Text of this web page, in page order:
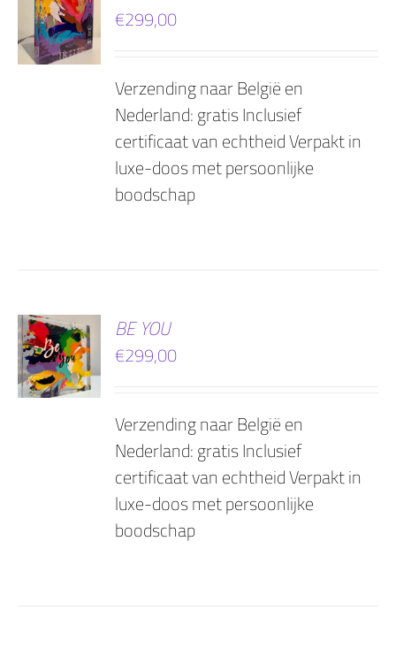
€299,00
Verzending naar België en
Nederland: gratis Inclusief
certificaat van echtheid Verpakt in
luxe-doos met persoonlijke
boodschap
BE YOU
€299,00
Verzending naar België en
Nederland: gratis Inclusief
certificaat van echtheid Verpakt in
luxe-doos met persoonlijke
boodschap